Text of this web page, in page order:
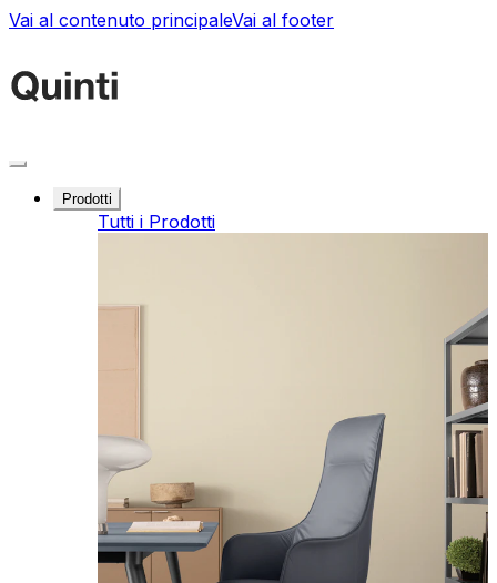
Vai al contenuto principaleVai al footer
Prodotti
Tutti i Prodotti